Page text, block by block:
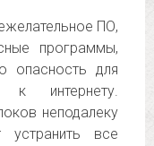
ПО,
программы,
опасность для
к интернету.
неподалеку
все